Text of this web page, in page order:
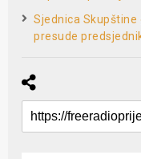
Sjednica
presude